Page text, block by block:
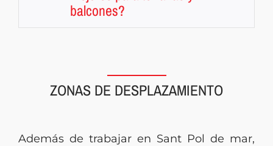
balcones?
ZONAS DE DESPLAZAMIENTO
Además de trabajar en Sant Pol de mar,